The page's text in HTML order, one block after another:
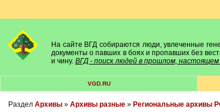
На сайте ВГД собираются люди, увлеченные
документы о павших в боях и пропавших без
и чину. ВГД - поиск людей в прошлом,
VGD.RU
Раздел Архивы» Архивы разные» Региональные архивы